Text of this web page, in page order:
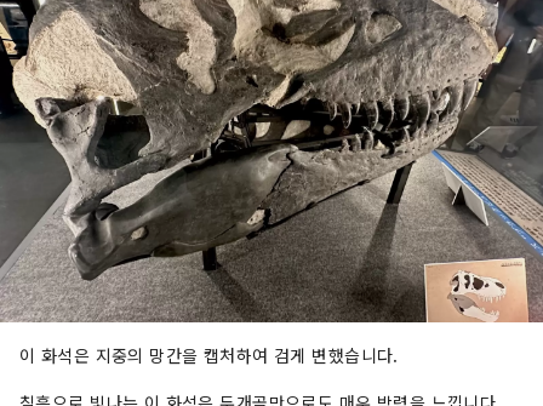
이 화석은 지중의 망간을 캡처하여 검게 변했습니다.